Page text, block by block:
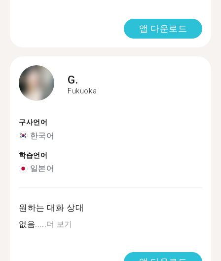
앱 다운로드
G.
Fukuoka
구사언어
한국어
학습언어
일본어
원하는 대화 상대
없음.....더 보기